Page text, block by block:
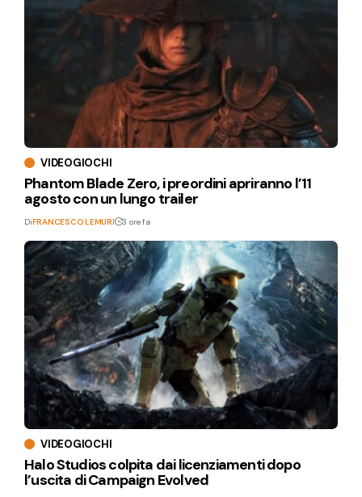
VIDEOGIOCHI
Phantom Blade Zero, i preordini apriranno l’11
agosto con un lungo trailer
DiFRANCESCO LEMURI 3 ore fa
VIDEOGIOCHI
Halo Studios colpita dai licenziamenti dopo
l’uscita di Campaign Evolved